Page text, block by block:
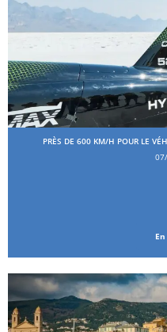
PRÈS DE 600 KM/H POUR LE